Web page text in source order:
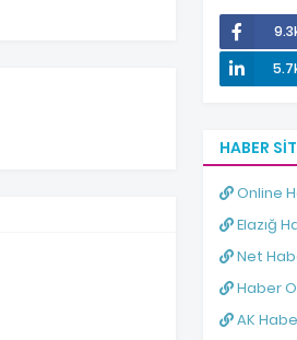
HABER
Online
Elazığ
Net
Haber
AK